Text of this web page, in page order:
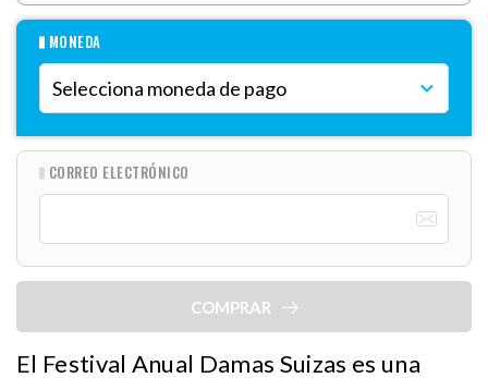
MONEDA
CORREO ELECTRÓNICO
COMPRAR
El Festival Anual Damas Suizas es una